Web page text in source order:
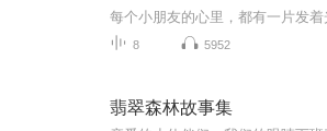
8 5952
翡翠森林故事集